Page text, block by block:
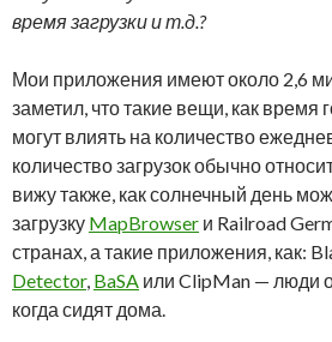
время загрузки и т.д.?
Мои приложения имеют около 2,6
заметил, что такие вещи, как время
могут влиять на количество
количество загрузок обычно
вижу также, как солнечный день
загрузку MapBrowser и Railroad
странах, а такие приложения, как:
Detector, BaSA или ClipMan — люди
когда сидят дома.